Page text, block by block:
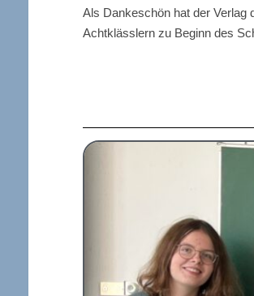
Als Dankeschön hat der Verlag
Achtklässlern zu Beginn des